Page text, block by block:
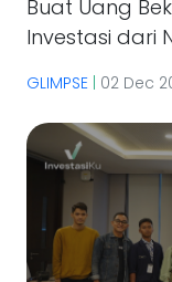
Buat Uang
Investasi dari
GLIMPSE 02 Dec